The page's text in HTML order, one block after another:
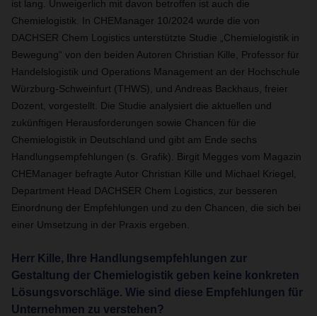
ist lang. Unweigerlich mit davon betroffen ist auch die
Chemielogistik. In CHEManager 10/2024 wurde die von
DACHSER Chem Logistics unterstützte Studie „Chemielogistik in
Bewegung“ von den beiden Autoren Christian Kille, Professor für
Handelslogistik und Operations Management an der Hochschule
Würzburg-Schweinfurt (THWS), und Andreas Backhaus, freier
Dozent, vorgestellt. Die Studie analysiert die aktuellen und
zukünftigen Herausforderungen sowie Chancen für die
Chemielogistik in Deutschland und gibt am Ende sechs
Handlungsempfehlungen (s. Grafik). Birgit Megges vom Magazin
CHEManager befragte Autor Christian Kille und Michael Kriegel,
Department Head DACHSER Chem Logistics, zur besseren
Einordnung der Empfehlungen und zu den Chancen, die sich bei
einer Umsetzung in der Praxis ergeben.
Herr Kille, Ihre Handlungsempfehlungen zur
Gestaltung der Chemielogistik geben keine konkreten
Lösungsvorschläge. Wie sind diese Empfehlungen für
Unternehmen zu verstehen?